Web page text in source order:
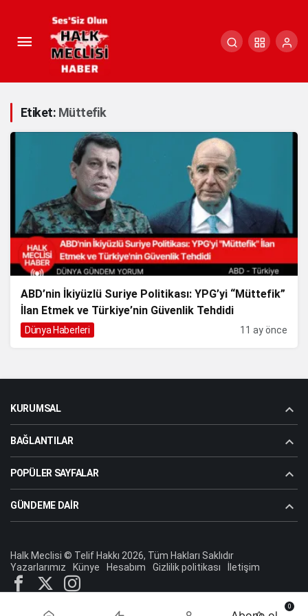
Etiket: Müttefik
ABD’nin İkiyüzlü Suriye Politikası: YPG’yi “Müttefik”
İlan Etmek ve Türkiye’nin Güvenlik Tehdidi
Dünya Haberleri 11 ay önce
KURUMSAL
BAĞLANTILAR
POPÜLER SAYFALAR
GÜNDEME DAIR
Halk Meclisi © Telif Hakkı 2026, Tüm Hakları Saklıdır
Yazarlarımız
Künye Hesabım Gizlilik politikası İletişim
0